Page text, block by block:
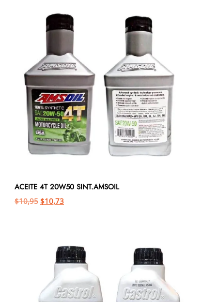
ACEITE 4T 20W50 SINT.AMSOIL
$10,95 $10,73